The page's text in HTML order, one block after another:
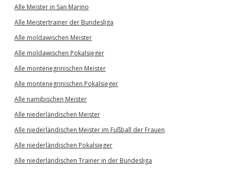
Alle Meister in San Marino
Alle Meistertrainer der Bundesliga
Alle moldawischen Meister
Alle moldawischen Pokalsieger
Alle montenegrinischen Meister
Alle montenegrinischen Pokalsieger
Alle namibischen Meister
Alle niederländischen Meister
Alle niederländischen Meister im Fußball der Frauen
Alle niederländischen Pokalsieger
Alle niederländischen Trainer in der Bundesliga